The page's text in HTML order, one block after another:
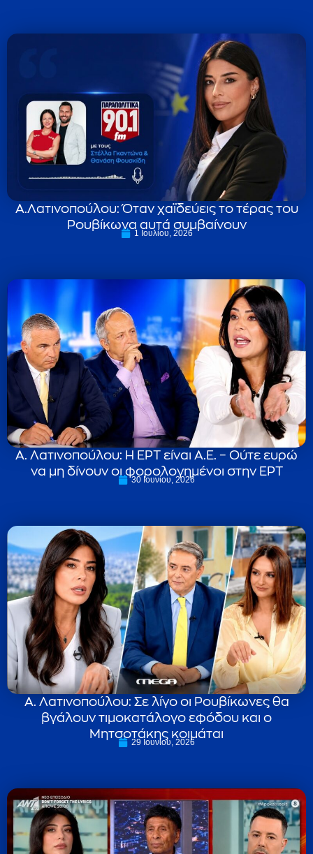
Α.Λατινοπούλου: Όταν χαϊδεύεις το τέρας του
Ρουβίκωνα αυτά συμβαίνουν
1 Ιουλίου, 2026
Α. Λατινοπούλου: Η ΕΡΤ είναι Α.Ε. – Ούτε ευρώ
να μη δίνουν οι φορολογημένοι στην ΕΡΤ
30 Ιουνίου, 2026
Α. Λατινοπούλου: Σε λίγο οι Ρουβίκωνες θα
βγάλουν τιμοκατάλογο εφόδου και ο
Μητσοτάκης κοιμάται
29 Ιουνίου, 2026